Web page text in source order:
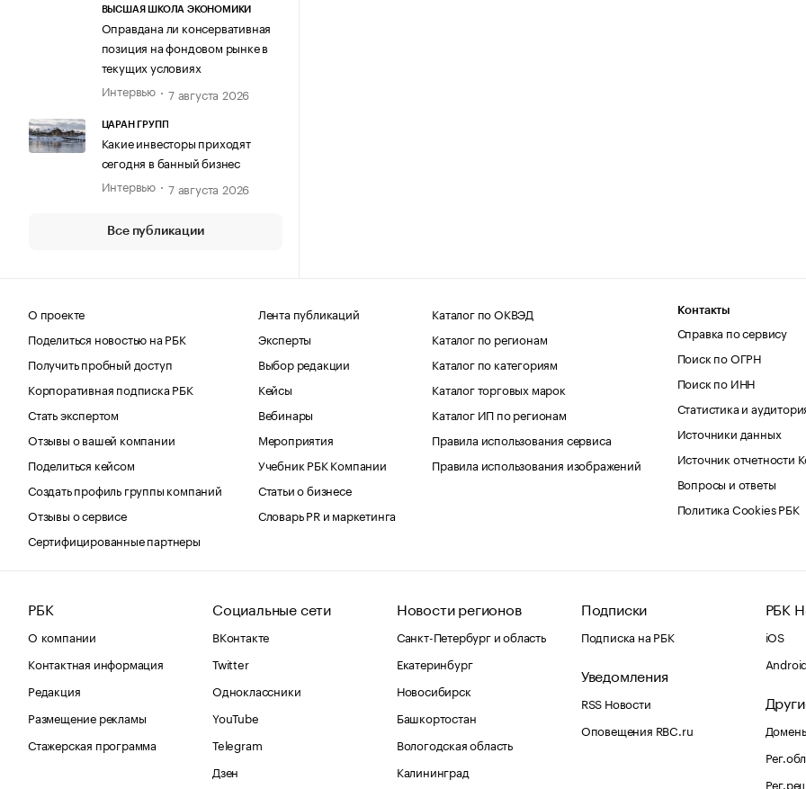
ВЫСШАЯ ШКОЛА ЭКОНОМИКИ
Оправдана ли консервативная
позиция на фондовом рынке в
текущих условиях
Интервью
7 августа 2026
ЦАРАН ГРУПП
Какие инвесторы приходят
сегодня в банный бизнес
Интервью
7 августа 2026
Все публикации
О проекте
Поделиться новостью на РБК
Получить пробный доступ
Корпоративная подписка РБК
Стать экспертом
Отзывы о вашей компании
Поделиться кейсом
Создать профиль группы компаний
Отзывы о сервисе
Сертифицированные партнеры
Лента публикаций
Эксперты
Выбор редакции
Кейсы
Вебинары
Мероприятия
Учебник РБК Компании
Статьи о бизнесе
Словарь PR и маркетинга
Каталог по ОКВЭД
Каталог по регионам
Каталог по категориям
Каталог торговых марок
Каталог ИП по регионам
Правила использования сервиса
Правила использования изображений
Контакты
Справка по сервису
Поиск по ОГРН
Поиск по ИНН
Статистика и
Источники данных
Источник отчетности
Вопросы и ответы
Политика Cookies РБК
РБК
О компании
Контактная информация
Редакция
Размещение рекламы
Стажерская программа
Социальные сети
ВКонтакте
Twitter
Одноклассники
YouTube
Telegram
Дзен
Новости регионов
Санкт-Петербург и область
Екатеринбург
Новосибирск
Башкортостан
Вологодская область
Калининград
Подписки
Подписка на РБК
Уведомления
RSS Новости
Оповещения RBC.ru
РБК
iOS